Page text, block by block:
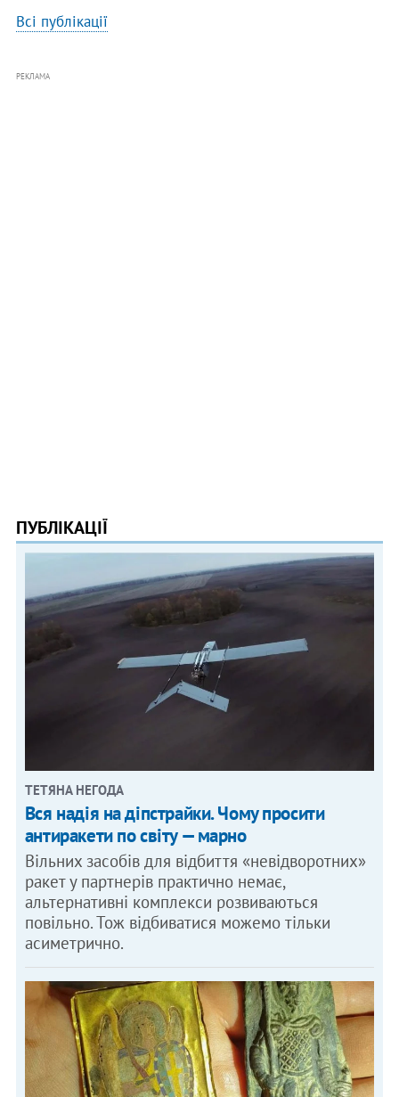
Всі публікації
РЕКЛАМА
ПУБЛІКАЦІЇ
ТЕТЯНА НЕГОДА
Вся надія на діпстрайки. Чому просити
антиракети по світу — марно
Вільних засобів для відбиття «невідворотних»
ракет у партнерів практично немає,
альтернативні комплекси розвиваються
повільно. Тож відбиватися можемо тільки
асиметрично.